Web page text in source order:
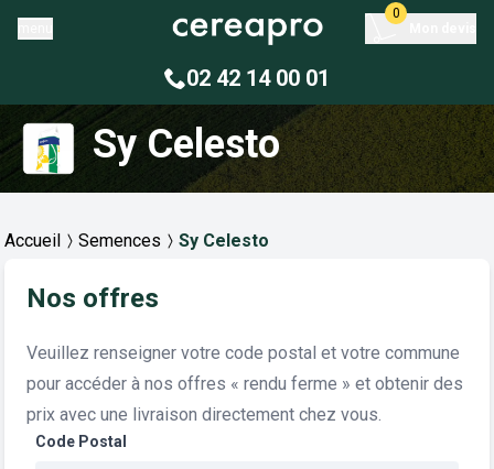
0
02 42 14 00 01
Sy Celesto
Accueil Semences Sy Celesto
Nos offres
Veuillez renseigner votre code postal et votre commune
pour accéder à nos offres « rendu ferme » et obtenir des
prix avec une livraison directement chez vous.
Code Postal